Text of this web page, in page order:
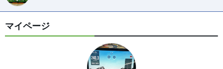
マイページ